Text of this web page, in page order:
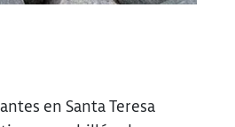
en Santa Teresa